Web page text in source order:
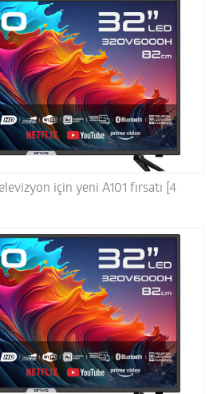
için yeni A101 fırsatı [4